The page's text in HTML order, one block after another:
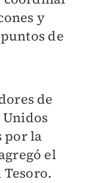
y
de
de
Unidos
por la
el